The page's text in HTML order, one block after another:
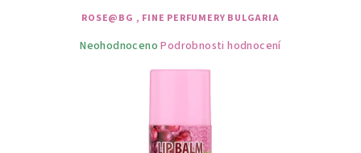
ROSE@BG , FINE PERFUMERY BULGARIA
Průměrné
Neohodnoceno Podrobnosti hodnocení